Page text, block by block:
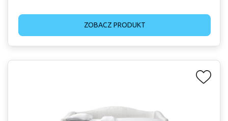
ZOBACZ PRODUKT